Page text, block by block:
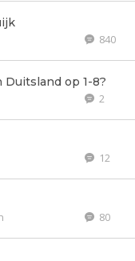
840
op 1-8?
2
12
80